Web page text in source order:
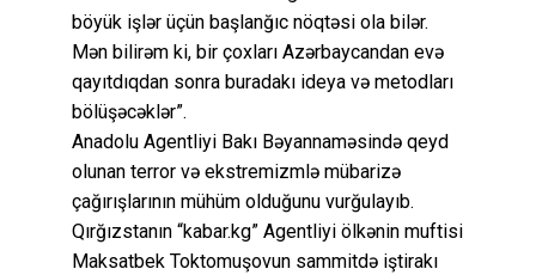
böyük işlər üçün başlanğıc nöqtəsi ola bilər.
Mən bilirəm ki, bir çoxları Azərbaycandan evə
qayıtdıqdan sonra buradakı ideya və metodları
bölüşəcəklər”.
Anadolu Agentliyi Bakı Bəyannaməsində qeyd
olunan terror və ekstremizmlə mübarizə
çağırışlarının mühüm olduğunu vurğulayıb.
Qırğızstanın “kabar.kg” Agentliyi ölkənin muftisi
Maksatbek Toktomuşovun sammitdə iştirakı